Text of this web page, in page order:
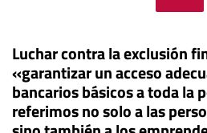
Luchar contra la exclusión
«garantizar un acceso
bancarios básicos a toda la
referimos no solo a las